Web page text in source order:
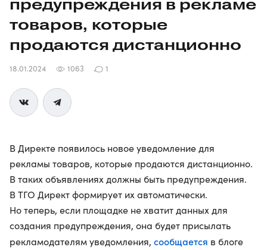
предупреждения в рекламе
товаров, которые
продаются дистанционно
18.01.2024 1063 1
В Директе появилось новое уведомление для
рекламы товаров, которые продаются дистанционно.
В таких объявлениях должны быть предупреждения.
В ТГО Директ формирует их автоматически.
Но теперь, если площадке не хватит данных для
создания предупреждения, она будет присылать
рекламодателям уведомления, сообщается в блоге